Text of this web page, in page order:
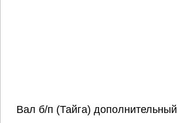
Вал б/п (Тайга) дополнительный